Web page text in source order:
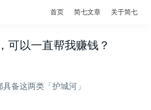
首页 简七文章 关于简七
可以一直帮我赚钱？
备这两类「护城河」